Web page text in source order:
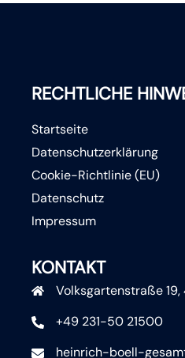
RECHTLICHE
Startseite
Datenschutzerklärung
Cookie-Richtlinie (EU)
Datenschutz
Impressum
KONTAKT
Volksgartenstraße
+49 231-50 21500
heinrich-boell-